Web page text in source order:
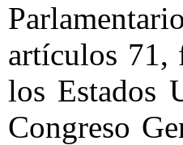
artículos 71,
los Estados
Congreso